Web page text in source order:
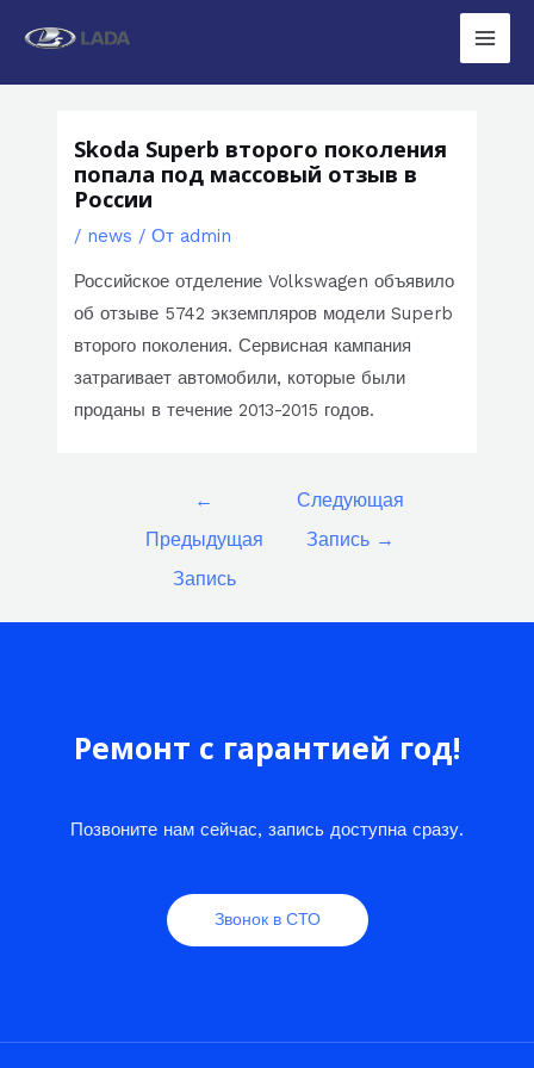
Main
Skoda Superb второго поколения
попала под массовый отзыв в
России
/ news / От admin
Российское отделение Volkswagen объявило
об отзыве 5742 экземпляров модели Superb
второго поколения. Сервисная кампания
затрагивает автомобили, которые были
проданы в течение 2013-2015 годов.
←
Предыдущая
Запись
Следующая
Запись →
Ремонт с гарантией год!
Позвоните нам сейчас, запись доступна сразу.
Звонок в СТО